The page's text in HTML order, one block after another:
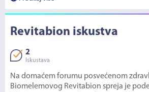
Revitabion iskustva
2
Iskustava
Na domaćem forumu posvećenom
Biomelemovog Revitabion spreja je